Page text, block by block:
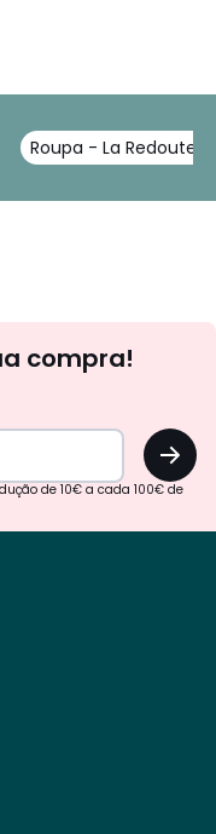
Roupa - La Redoute
compra!
OK
de 10€ a cada 100€ de